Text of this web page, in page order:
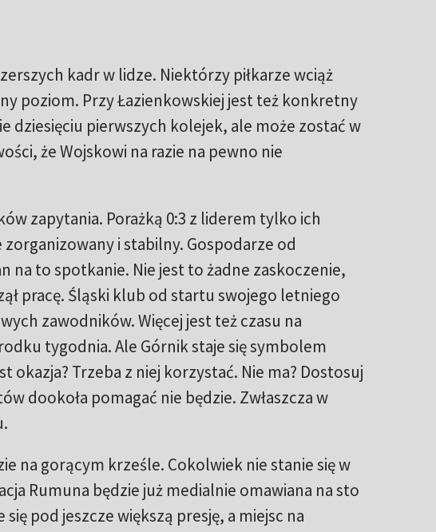
kadr w lidze. Niektórzy piłkarze wciąż
poziom. Przy Łazienkowskiej jest też konkretny
dziesięciu pierwszych kolejek, ale może zostać w
że Wojskowi na razie na pewno nie
zapytania. Porażką 0:3 z liderem tylko ich
i stabilny. Gospodarze od
na to spotkanie. Nie jest to żadne zaskoczenie,
pracę. Śląski klub od startu swojego letniego
zawodników. Więcej jest też czasu na
tygodnia. Ale Górnik staje się symbolem
okazja? Trzeba z niej korzystać. Nie ma? Dostosuj
dookoła pomagać nie będzie. Zwłaszcza w
na gorącym krześle. Cokolwiek nie stanie się w
Rumuna będzie już medialnie omawiana na sto
pod jeszcze większą presję, a miejsc na